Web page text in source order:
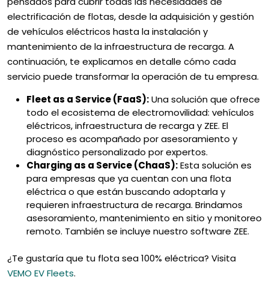
electrificación de flotas, desde la adquisición y gestión
de vehículos eléctricos hasta la instalación y
mantenimiento de la infraestructura de recarga. A
continuación, te explicamos en detalle cómo cada
servicio puede transformar la operación de tu empresa.
Fleet as a Service (FaaS):Una solución que ofrece
todo el ecosistema de electromovilidad: vehículos
eléctricos, infraestructura de recarga y ZEE. El
proceso es acompañado por asesoramiento y
diagnóstico personalizado por expertos.
Charging as a Service (ChaaS):Esta solución es
para empresas que ya cuentan con una flota
eléctrica o que están buscando adoptarla y
requieren infraestructura de recarga. Brindamos
asesoramiento, mantenimiento en sitio y monitoreo
remoto. También se incluye nuestro software ZEE.
¿Te gustaría que tu flota sea 100% eléctrica? Visita
VEMO EV Fleets.